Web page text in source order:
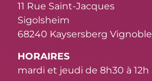
11 Rue Saint-Jacques
Sigolsheim
68240 Kaysersberg Vignoble
HORAIRES
mardi et jeudi de 8h30 à 12h